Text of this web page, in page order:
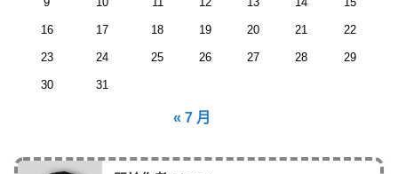
16 17 18 19 20 21 22
23 24 25 26 27 28 29
30 31
« 7 月